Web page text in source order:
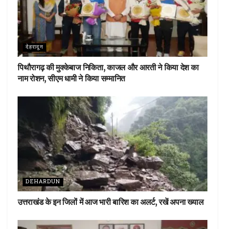
देहरादून
पिथौरागढ़ की मुक्केबाज निकिता, काजल और आरती ने किया देश का
नाम रोशन, सीएम धामी ने किया सम्मानित
DEHARDUN
उत्तराखंड के इन जिलों में आज भारी बारिश का अलर्ट, रखें अपना ख्याल